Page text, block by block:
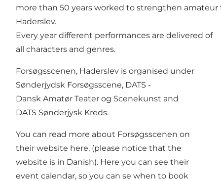
more than 50 years worked to strengthen amateur
Haderslev.
Every year different performances are delivered of
all characters and genres.
Forsøgsscenen, Haderslev is organised under
Sønderjydsk Forsøgsscene, DATS -
Dansk Amatør Teater og Scenekunst and
DATS Sønderjysk Kreds.
You can read more about Forsøgsscenen on
their website here, (please notice that the
website is in Danish). Here you can see their
event calendar, so you can se when to book